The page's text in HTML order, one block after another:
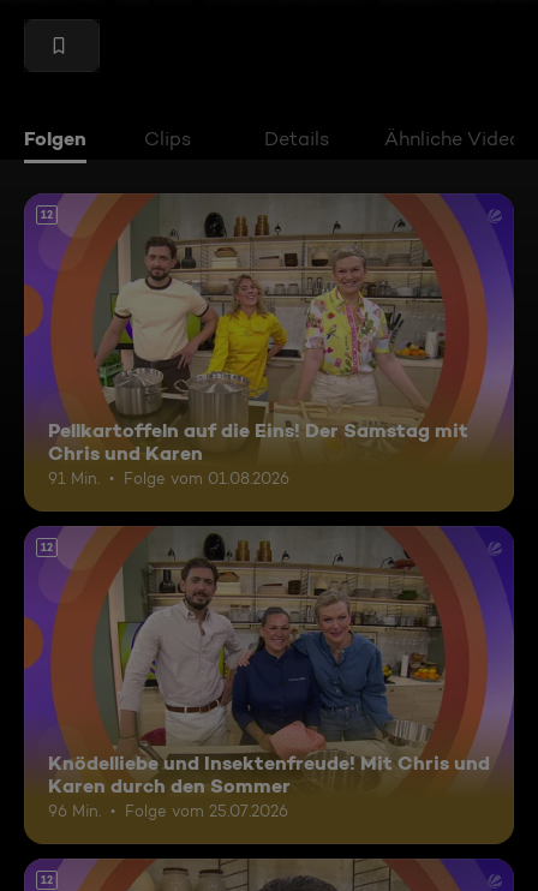
Folgen Clips Details Ähnliche Videos
12
Pellkartoffeln auf die Eins! Der Samstag mit
Chris und Karen
91 Min. Folge vom 01.08.2026
12
Knödelliebe und Insektenfreude! Mit Chris und
Karen durch den Sommer
96 Min. Folge vom 25.07.2026
12